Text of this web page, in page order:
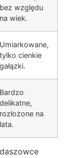
bez względu
na wiek.
Umiarkowane,
tylko cienkie
gałązki.
Bardzo
delikatne,
rozłożone na
lata.